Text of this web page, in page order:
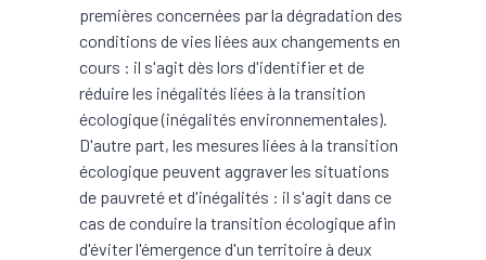
premières concernées par la dégradation des
conditions de vies liées aux changements en
cours : il s'agit dès lors d'identifier et de
réduire les inégalités liées à la transition
écologique (inégalités environnementales).
D'autre part, les mesures liées à la transition
écologique peuvent aggraver les situations
de pauvreté et d'inégalités : il s'agit dans ce
cas de conduire la transition écologique afin
d'éviter l'émergence d'un territoire à deux